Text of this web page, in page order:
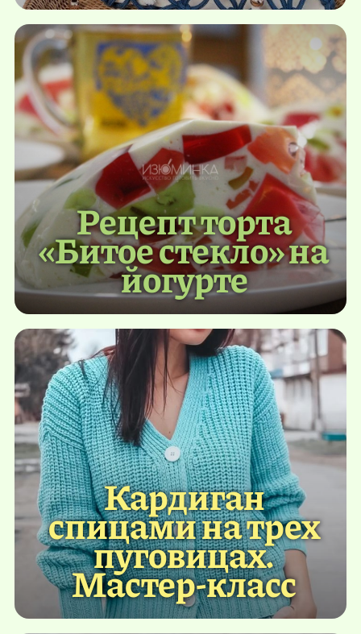
Рецепт торта
«Битое стекло» на
йогурте
Кардиган
спицами на трех
пуговицах.
Мастер-класс